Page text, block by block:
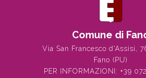
Comune di
Via San Francesco d'Assisi,
Fano (PU)
PER INFORMAZIONI: +39